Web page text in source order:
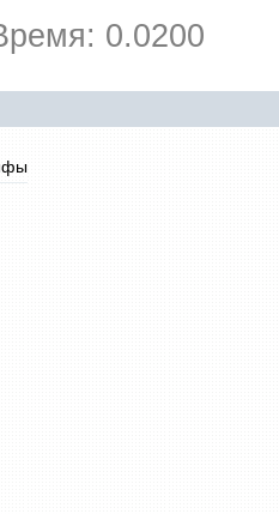
0.0200